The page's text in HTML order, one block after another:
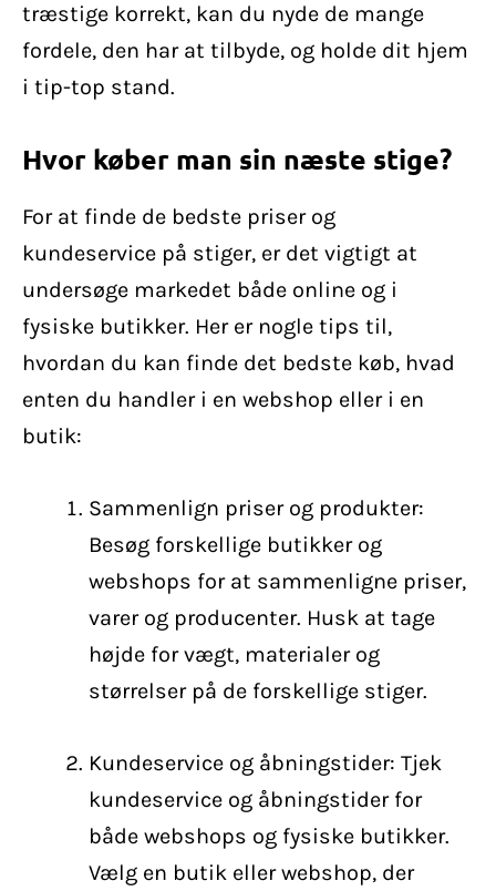
træstige korrekt, kan du nyde de mange
fordele, den har at tilbyde, og holde dit hjem
i tip-top stand.
Hvor køber man sin næste stige?
For at finde de bedste priser og
kundeservice på stiger, er det vigtigt at
undersøge markedet både online og i
fysiske butikker. Her er nogle tips til,
hvordan du kan finde det bedste køb, hvad
enten du handler i en webshop eller i en
butik:
Sammenlign priser og produkter:
Besøg forskellige butikker og
webshops for at sammenligne priser,
varer og producenter. Husk at tage
højde for vægt, materialer og
størrelser på de forskellige stiger.
Kundeservice og åbningstider: Tjek
kundeservice og åbningstider for
både webshops og fysiske butikker.
Vælg en butik eller webshop, der